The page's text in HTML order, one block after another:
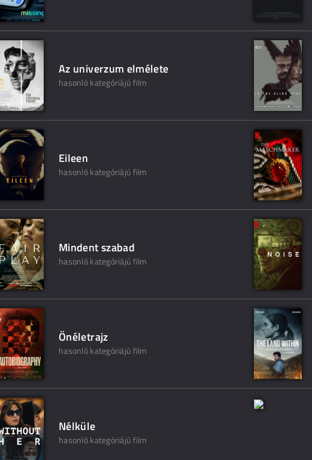
Az univerzum elmélete
hasonló kategóriájú film
Eileen
hasonló kategóriájú film
Mindent szabad
hasonló kategóriájú film
Önéletrajz
hasonló kategóriájú film
Nélküle
hasonló kategóriájú film